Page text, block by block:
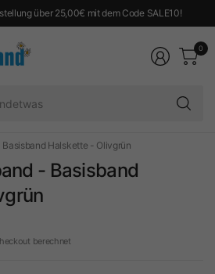
über 25,00€ mit dem Code SALE10!
0
Halskette - Olivgrün
- Basisband
berechnet